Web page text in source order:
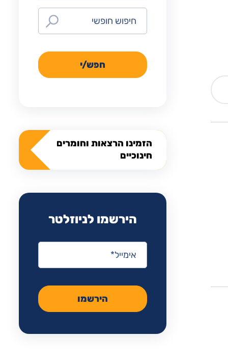
חפש/י
הזמינו הרצאות וחומרים
חינוכיים
הירשמו לניוזלטר
אימייל
הירשמו